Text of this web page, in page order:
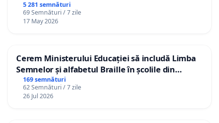
5 281 semnături
69 Semnături / 7 zile
17 May 2026
Cerem Ministerului Educației să includă Limba
Semnelor și alfabetul Braille în școlile din
Republica Moldova!
169 semnături
62 Semnături / 7 zile
26 Jul 2026